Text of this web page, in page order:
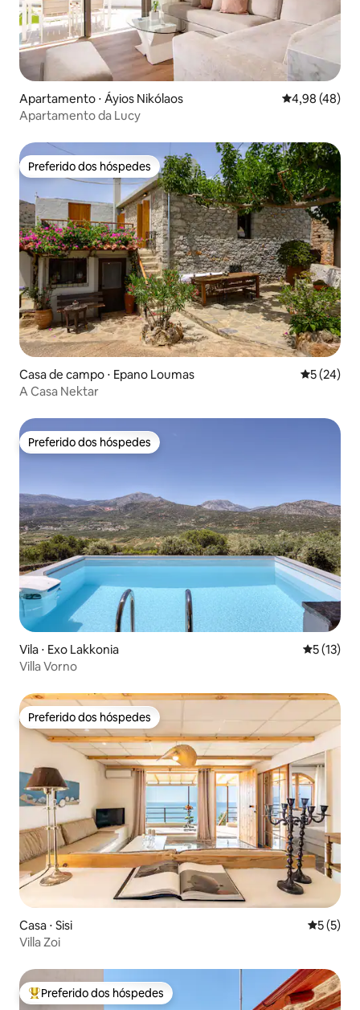
Apartamento ⋅ Áyios Nikólaos 4,98 de uma
4,98 (48)
Apartamento da Lucy
Preferido dos hóspedes
Preferido dos hóspedes
Casa de campo ⋅ Epano Loumas 5 de uma
5 (24)
A Casa Nektar
Preferido dos hóspedes
Preferido dos hóspedes
Vila ⋅ Exo Lakkonia 5 de uma
5 (13)
Villa Vorno
Preferido dos hóspedes
Preferido dos hóspedes
Casa ⋅ Sisi 5 de
5 (5)
Villa Zoi
Entre os melhores preferidos dos hóspedes
Preferido dos hóspedes